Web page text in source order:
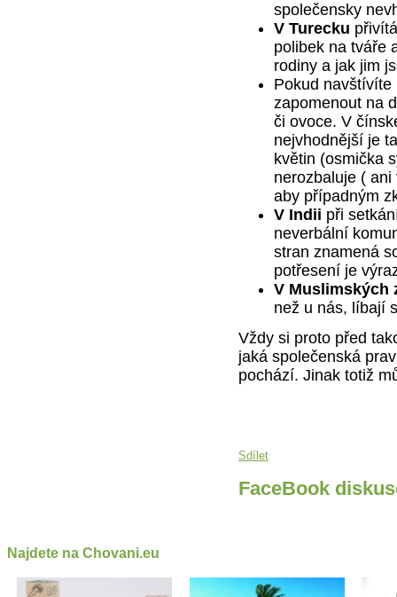
společensky
V Turecku
polibek na tváře
rodiny a jak jim
Pokud navštívíte
zapomenout na
či ovoce. V
nejvhodnější je
květin (osmička
nerozbaluje (
aby případným
V Indii při
neverbální
stran znamená
potřesení je
V Muslimských
než u nás, líbají
Vždy si proto před
jaká společenská
pochází. Jinak totiž
Sdílet
FaceBook
Najdete na Chovani.eu